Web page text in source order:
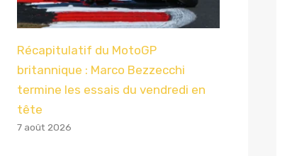
Récapitulatif du MotoGP
britannique : Marco Bezzecchi
termine les essais du vendredi en
tête
7 août 2026